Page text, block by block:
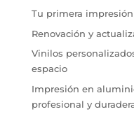
Tu primera
Renovación y
Vinilos
espacio
Impresión en
profesional y